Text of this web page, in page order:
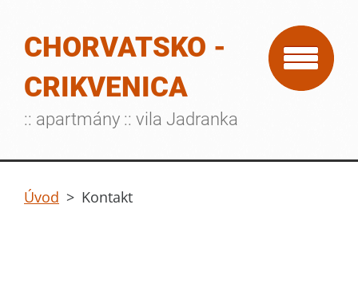
CHORVATSKO -
CRIKVENICA
:: apartmány :: vila Jadranka
Úvod > Kontakt